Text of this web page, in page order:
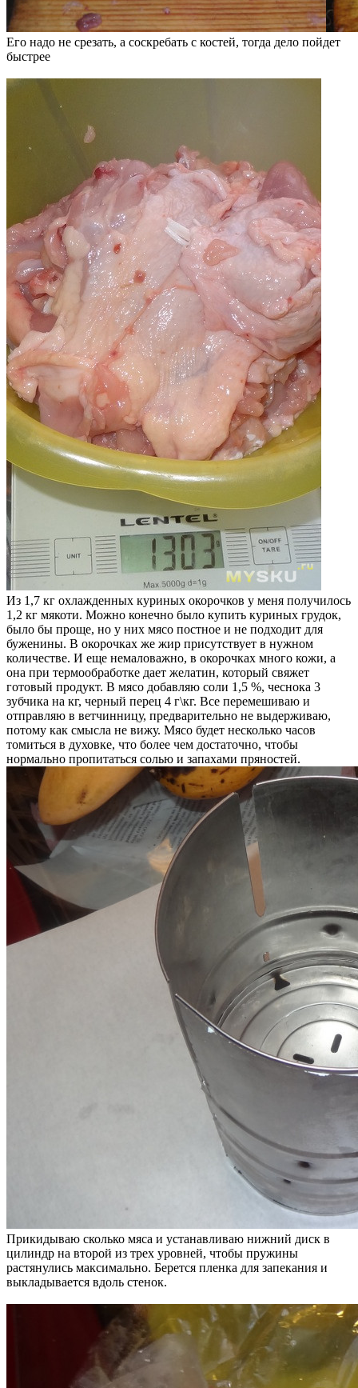
Его надо не срезать, а соскребать с костей, тогда дело пойдет
быстрее
Из 1,7 кг охлажденных куриных окорочков у меня получилось
1,2 кг мякоти. Можно конечно было купить куриных грудок,
было бы проще, но у них мясо постное и не подходит для
буженины. В окорочках же жир присутствует в нужном
количестве. И еще немаловажно, в окорочках много кожи, а
она при термообработке дает желатин, который свяжет
готовый продукт. В мясо добавляю соли 1,5 %, чеснока 3
зубчика на кг, черный перец 4 г\кг. Все перемешиваю и
отправляю в ветчинницу, предварительно не выдерживаю,
потому как смысла не вижу. Мясо будет несколько часов
томиться в духовке, что более чем достаточно, чтобы
нормально пропитаться солью и запахами пряностей.
Прикидываю сколько мяса и устанавливаю нижний диск в
цилиндр на второй из трех уровней, чтобы пружины
растянулись максимально. Берется пленка для запекания и
выкладывается вдоль стенок.